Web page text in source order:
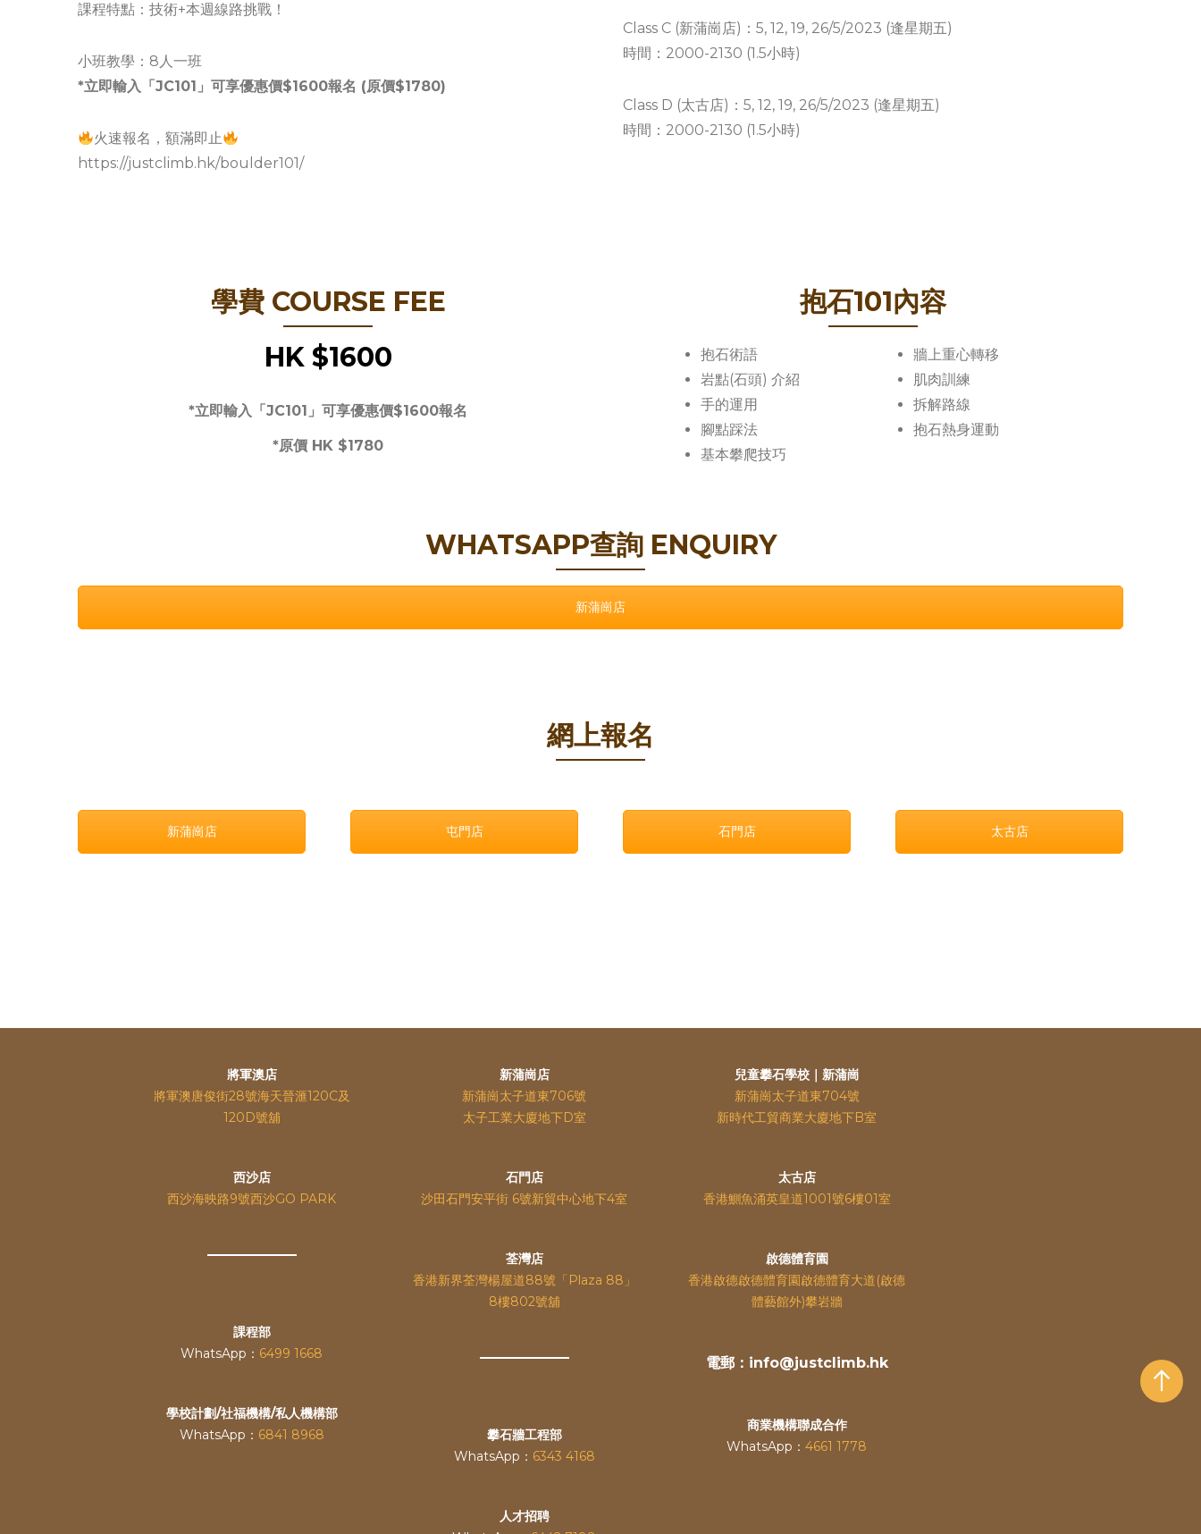
課程特點：技術+本週線路挑戰！
小班教學：8人一班
*立即輸入「JC101」可享優惠價$1600報名 (原價$1780)
火速報名，額滿即止
https://justclimb.hk/boulder101/
Class C (新蒲崗店)：5, 12, 19, 26/5/2023 (逢星期五)
時間：2000-2130 (1.5小時)
Class D (太古店)：5, 12, 19, 26/5/2023 (逢星期五)
時間：2000-2130 (1.5小時)
學費 COURSE FEE
HK $1600
*立即輸入「JC101」可享優惠價$1600報名
*原價 HK $1780
抱石101內容
抱石術語
岩點(石頭) 介紹
手的運用
腳點踩法
基本攀爬技巧
牆上重心轉移
肌肉訓練
拆解路線
抱石熱身運動
WHATSAPP查詢 ENQUIRY
新蒲崗店
網上報名
新蒲崗店 屯門店 石門店 太古店
將軍澳店
將軍澳唐俊街28號海天晉滙120C及
120D號舖
西沙店
西沙海映路9號西沙GO PARK
課程部
WhatsApp： 6499 1668
學校計劃/社福機構/私人機構部
WhatsApp： 6841 8968
新蒲崗店
新蒲崗太子道東706號
太子工業大廈地下D室
石門店
沙田石門安平街 6號新貿中心地下4室
荃灣店
香港新界荃灣楊屋道88號「Plaza 88」
8樓802號舖
攀石牆工程部
WhatsApp： 6343 4168
人才招聘
兒童攀石學校｜新蒲崗
新蒲崗太子道東704號
新時代工貿商業大廈地下B室
太古店
香港鰂魚涌英皇道1001號6樓01室
啟德體育園
香港啟德啟德體育園啟德體育大道(啟德
體藝館外)攀岩牆
電郵：info@justclimb.hk
商業機構聯成合作
WhatsApp：4661 1778